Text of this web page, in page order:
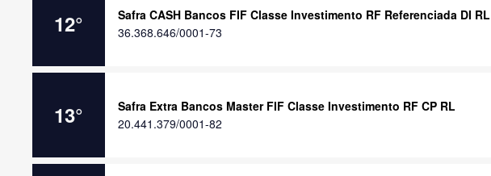
12°
Safra CASH Bancos FIF Classe Investimento RF Referenciada DI RL
36.368.646/0001-73
13°
Safra Extra Bancos Master FIF Classe Investimento RF CP RL
20.441.379/0001-82